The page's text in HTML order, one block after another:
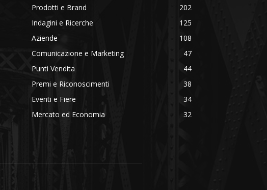
Prodotti e Brand
202
Indagini e Ricerche
125
Aziende
108
Comunicazione e Marketing
47
Punti Vendita
44
Premi e Riconoscimenti
38
Eventi e Fiere
34
Mercato ed Economia
32